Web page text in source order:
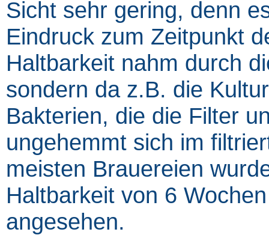
Sicht sehr gering, denn
Eindruck zum Zeitpunkt
Haltbarkeit nahm durch
sondern da z.B. die
Bakterien, die die Filter
ungehemmt sich im
meisten Brauereien
Haltbarkeit von 6
angesehen.